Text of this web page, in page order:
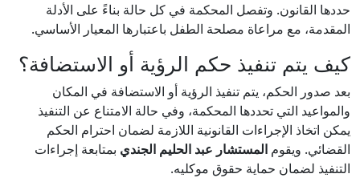
حددها القانون. وتفصل المحكمة في كل حالة بناءً على الأدلة
المقدمة، مع مراعاة مصلحة الطفل باعتبارها المعيار الأساسي.
كيف يتم تنفيذ حكم الرؤية أو الاستضافة؟
بعد صدور الحكم، يتم تنفيذ الرؤية أو الاستضافة في المكان
والمواعيد التي تحددها المحكمة، وفي حالة الامتناع عن التنفيذ
يمكن اتخاذ الإجراءات القانونية اللازمة لضمان احترام الحكم
القضائي. ويقوم المستشار عبد الحليم الجندي بمتابعة إجراءات
التنفيذ لضمان حماية حقوق موكليه.